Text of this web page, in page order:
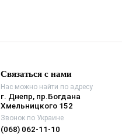
Связаться с нами
Нас можно найти по адресу
г. Днепр, пр.Богдана
Хмельницкого 152
Звонок по Украине
(068) 062-11-10